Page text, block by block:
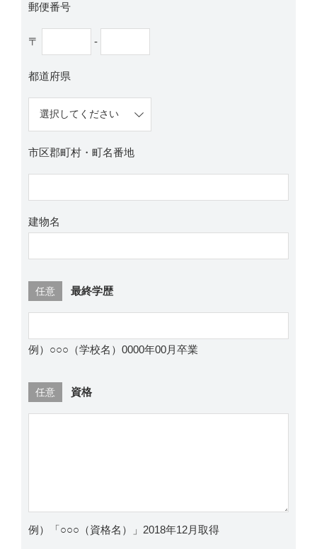
郵便番号
〒 -
都道府県
市区郡町村・町名番地
建物名
最終学歴
任意
例）○○○（学校名）0000年00月卒業
資格
任意
例）「○○○（資格名）」2018年12月取得